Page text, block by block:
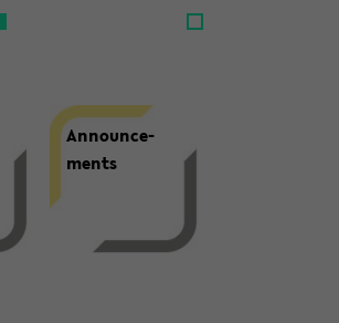
An­noun­ce­
ments